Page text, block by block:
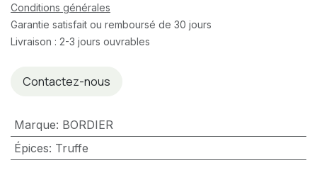
Conditions générales
Garantie satisfait ou remboursé de 30 jours
Livraison : 2-3 jours ouvrables
Contactez-nous
Marque: BORDIER
Épices: Truffe